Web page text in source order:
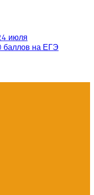
июля
баллов на ЕГЭ